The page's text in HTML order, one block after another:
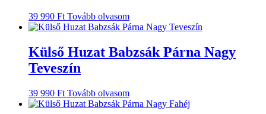
39 990 Ft Tovább olvasom
Külső Huzat Babzsák Párna Nagy
Teveszín
39 990 Ft Tovább olvasom